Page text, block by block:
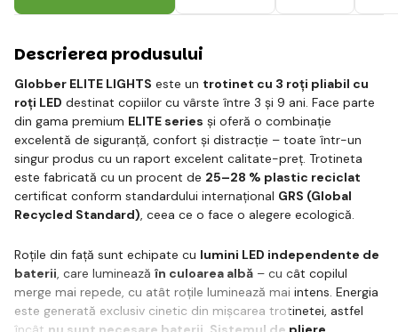
Descrierea produsului
Globber ELITE LIGHTS este un trotinet cu 3 roți pliabil cu
roți LED destinat copiilor cu vârste între 3 și 9 ani. Face parte
din gama premium ELITE series și oferă o combinație
excelentă de siguranță, confort și distracție – toate într-un
singur produs cu un raport excelent calitate-preț. Trotineta
este fabricată cu un procent de 25–28 % plastic reciclat
certificat conform standardului internațional GRS (Global
Recycled Standard), ceea ce o face o alegere ecologică.
Roțile din față sunt echipate cu lumini LED independente de
baterii, care luminează în culoarea albă – cu cât copilul
merge mai repede, cu atât roțile luminează mai intens. Energia
este generată exclusiv cinetic din mișcarea trotinetei, astfel